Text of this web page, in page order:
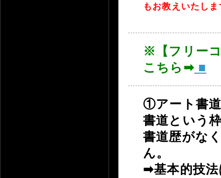
もお教えいたし
※【フリー
こちら➡■
①アート書
書道という
書道歴がな
ん。
➡基本的技